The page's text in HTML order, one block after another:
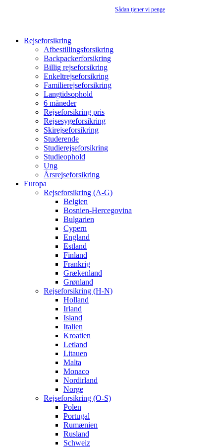
Sådan tjener vi penge
Rejseforsikring
Afbestillingsforsikring
Backpackerforsikring
Billig rejseforsikring
Enkeltrejseforsikring
Familierejseforsikring
Langtidsophold
6 måneder
Rejseforsikring pris
Rejsesygeforsikring
Skirejseforsikring
Studerende
Studierejseforsikring
Studieophold
Ung
Årsrejseforsikring
Europa
Rejseforsikring (A-G)
Belgien
Bosnien-Hercegovina
Bulgarien
Cypern
England
Estland
Finland
Frankrig
Grækenland
Grønland
Rejseforsikring (H-N)
Holland
Irland
Island
Italien
Kroatien
Letland
Litauen
Malta
Monaco
Nordirland
Norge
Rejseforsikring (O-S)
Polen
Portugal
Rumænien
Rusland
Schweiz